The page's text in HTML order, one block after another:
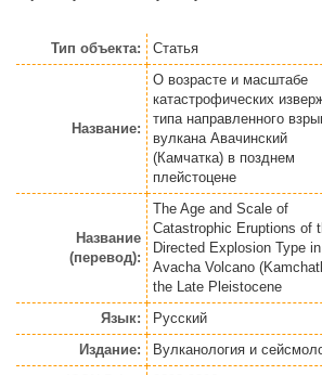
Тип объекта: Статья
Название:
О возрасте и масштабе
катастрофических
типа направленного
вулкана Авачинский
(Камчатка) в позднем
плейстоцене
Название
(перевод):
The Age and Scale of
Catastrophic Eruptions of
Directed Explosion Type
Avacha Volcano
the Late Pleistocene
Язык:
Русский
Издание:
Вулканология и